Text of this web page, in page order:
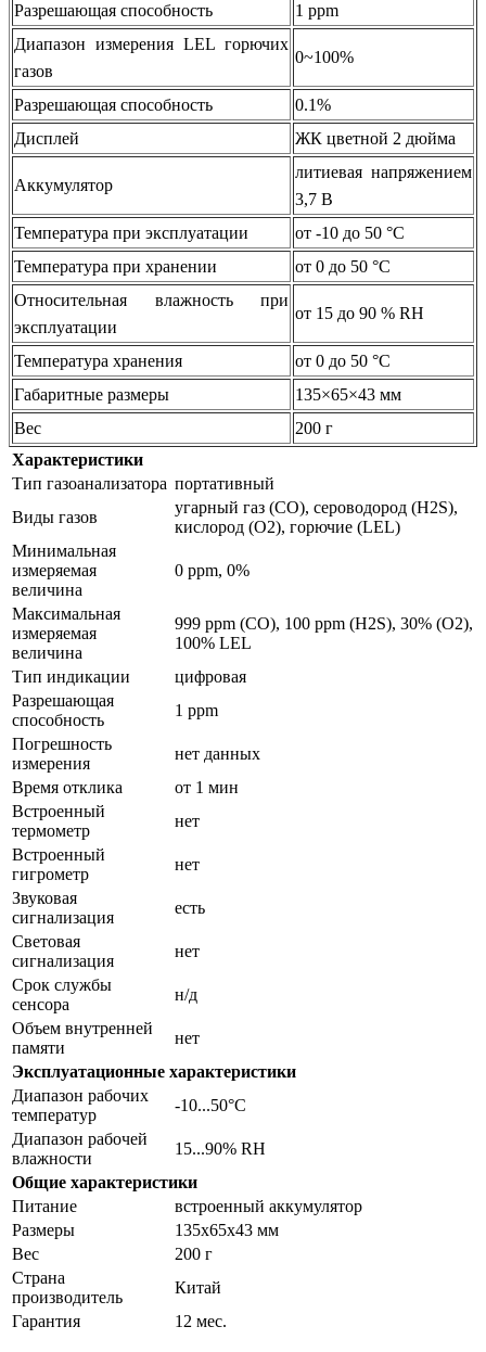
Разрешающая способность
1 ррm
Диапазон измерения LEL горючих
газов
0~100%
Разрешающая способность
0.1%
Дисплей
ЖК цветной 2 дюйма
Аккумулятор
литиевая напряжением
3,7 В
Температура при эксплуатации
от -10 до 50 °С
Температура при хранении
от 0 до 50 °С
Относительная влажность при
эксплуатации
от 15 до 90 % RH
Температура хранения
от 0 до 50 °С
Габаритные размеры
135×65×43 мм
Вес
200 г
Характеристики
Тип газоанализатора портативный
Виды газов
угарный газ (CO), сероводород (H2S),
кислород (O2), горючие (LEL)
Минимальная
измеряемая
величина
0 ppm, 0%
Максимальная
измеряемая
величина
999 ppm (CO), 100 ppm (H2S), 30% (O2),
100% LEL
Тип индикации
цифровая
Разрешающая
способность
1 ppm
Погрешность
измерения
нет данных
Время отклика
от 1 мин
Встроенный
термометр
нет
Встроенный
гигрометр
нет
Звуковая
сигнализация
есть
Световая
сигнализация
нет
Срок службы
сенсора
н/д
Объем внутренней
памяти
нет
Эксплуатационные характеристики
Диапазон рабочих
температур
-10...50°С
Диапазон рабочей
влажности
15...90% RH
Общие характеристики
Питание
встроенный аккумулятор
Размеры
135х65х43 мм
Вес
200 г
Страна
производитель
Китай
Гарантия
12 мес.